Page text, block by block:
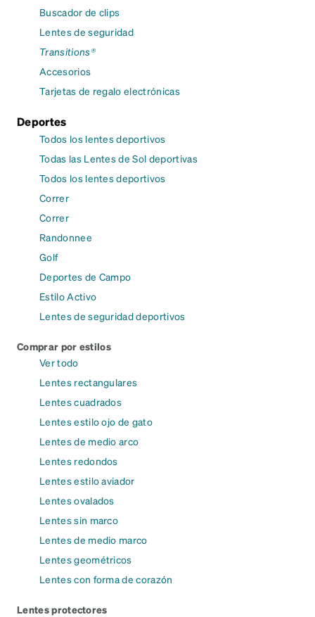
Buscador de clips
Lentes de seguridad
Transitions®
Accesorios
Tarjetas de regalo electrónicas
Deportes
Todos los lentes deportivos
Todas las Lentes de Sol deportivas
Todos los lentes deportivos
Correr
Correr
Randonnee
Golf
Deportes de Campo
Estilo Activo
Lentes de seguridad deportivos
Comprar por estilos
Ver todo
Lentes rectangulares
Lentes cuadrados
Lentes estilo ojo de gato
Lentes de medio arco
Lentes redondos
Lentes estilo aviador
Lentes ovalados
Lentes sin marco
Lentes de medio marco
Lentes geométricos
Lentes con forma de corazón
Lentes protectores